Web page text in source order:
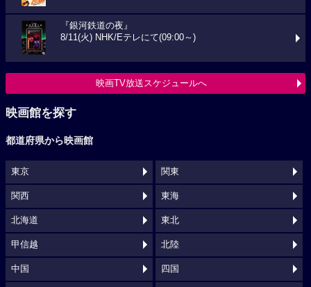
『銀河鉄道の夜』
8/11(火) NHK/Eテレにて(09:00～)
映画TV放送スケジュールへ
映画館を探す
都道府県から映画館
東京 関東
関西 東海
北海道 東北
甲信越 北陸
中国 四国